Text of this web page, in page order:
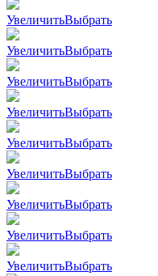
УвеличитьВыбрать
УвеличитьВыбрать
УвеличитьВыбрать
УвеличитьВыбрать
УвеличитьВыбрать
УвеличитьВыбрать
УвеличитьВыбрать
УвеличитьВыбрать
УвеличитьВыбрать